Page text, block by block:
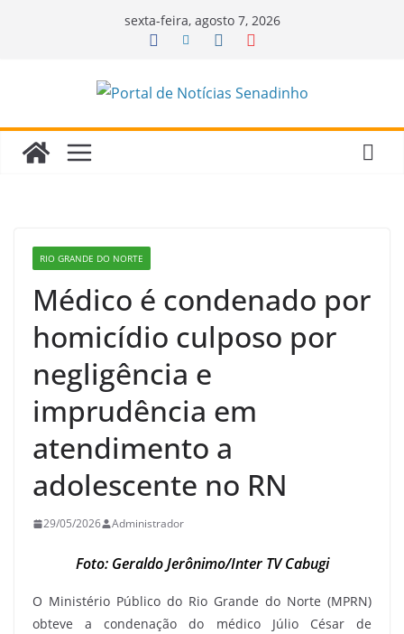
sexta-feira, agosto 7, 2026
RIO GRANDE DO NORTE
Médico é condenado por
homicídio culposo por
negligência e
imprudência em
atendimento a
adolescente no RN
29/05/2026 Administrador
Foto: Geraldo Jerônimo/Inter TV Cabugi
O Ministério Público do Rio Grande do Norte (MPRN)
obteve a condenação do médico Júlio César de